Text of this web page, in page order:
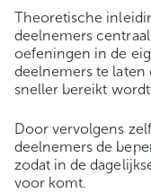
Theoretische
deelnemers
oefeningen in de
deelnemers te laten
sneller bereikt
Door vervolgens
deelnemers de
zodat in de
voor komt.